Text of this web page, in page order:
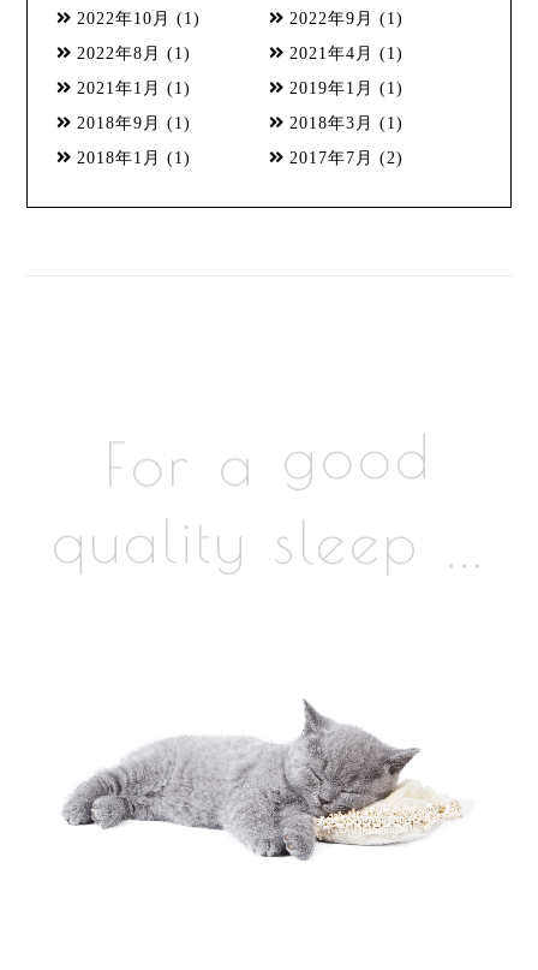
2022年10月
(1) 2022年9月
(1)
2022年8月
(1) 2021年4月
(1)
2021年1月
(1) 2019年1月
(1)
2018年9月
(1) 2018年3月
(1)
2018年1月
(1) 2017年7月 (2)
For a good
quality sleep